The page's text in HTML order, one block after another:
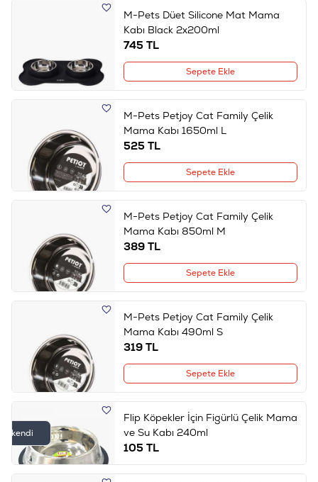
M-Pets Düet Silicone Mat Mama
Kabı Black 2x200ml
745TL
Sepete Ekle
M-Pets Petjoy Cat Family Çelik
Mama Kabı 1650ml L
525TL
Sepete Ekle
M-Pets Petjoy Cat Family Çelik
Mama Kabı 850ml M
389TL
Sepete Ekle
M-Pets Petjoy Cat Family Çelik
Mama Kabı 490ml S
319TL
Sepete Ekle
Tükendi
Flip Köpekler İçin Figürlü Çelik Mama
ve Su Kabı 240ml
105TL